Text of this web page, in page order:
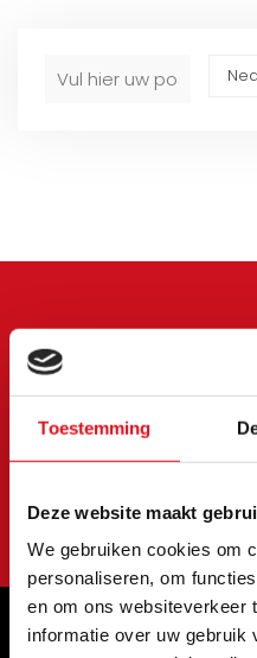
Toestemming
Deze website maakt
We gebruiken cookies om
personaliseren, om
en om ons websiteverkeer
informatie over uw gebruik
Meld je
Blijf op de hoogte